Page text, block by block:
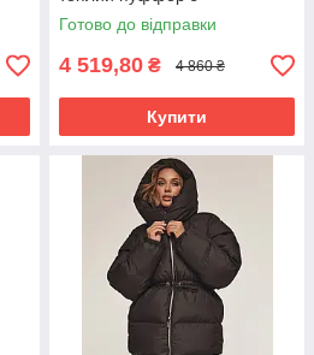
капюшоном на синтепусі,
розміри 42-52 чорна
Готово до відправки
4 519,80 ₴ 4 860 ₴
Купити